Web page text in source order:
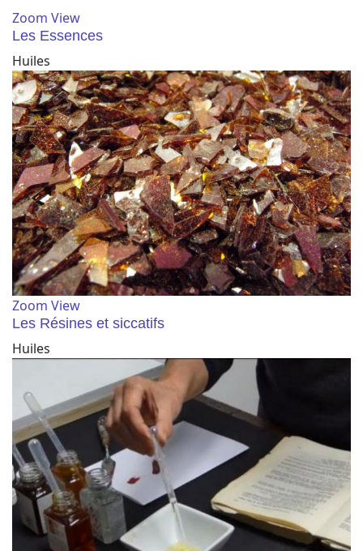
Zoom View
Les Essences
Huiles
Zoom View
Les Résines et siccatifs
Huiles